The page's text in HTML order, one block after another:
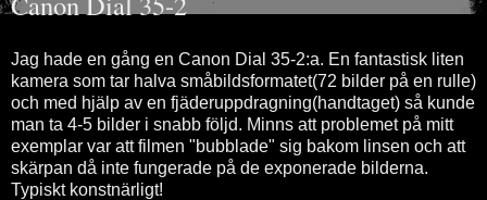
Jag hade en gång en Canon Dial 35-2:a. En fantastisk liten
kamera som tar halva småbildsformatet(72 bilder på en rulle)
och med hjälp av en fjäderuppdragning(handtaget) så kunde
man ta 4-5 bilder i snabb följd. Minns att problemet på mitt
exemplar var att filmen "bubblade" sig bakom linsen och att
skärpan då inte fungerade på de exponerade bilderna.
Typiskt konstnärligt!